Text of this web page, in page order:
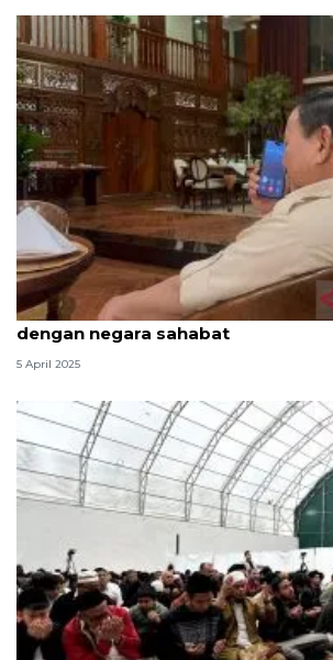
Presiden harap Idul Fitri kuatkan
dengan negara sahabat
5 April 2025